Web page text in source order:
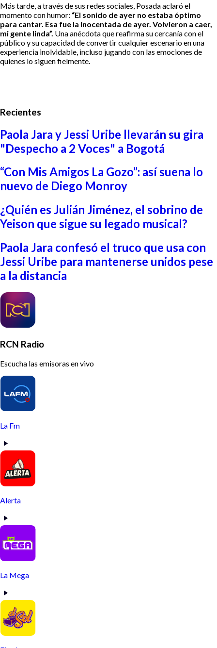
Más tarde, a través de sus redes sociales, Posada aclaró el
momento con humor: “El sonido de ayer no estaba óptimo
para cantar. Esa fue la inocentada de ayer. Volvieron a caer,
mi gente linda”. Una anécdota que reafirma su cercanía con el
público y su capacidad de convertir cualquier escenario en una
experiencia inolvidable, incluso jugando con las emociones de
quienes lo siguen fielmente.
Recientes
Paola Jara y Jessi Uribe llevarán su gira
"Despecho a 2 Voces" a Bogotá
“Con Mis Amigos La Gozo”: así suena lo
nuevo de Diego Monroy
¿Quién es Julián Jiménez, el sobrino de
Yeison que sigue su legado musical?
Paola Jara confesó el truco que usa con
Jessi Uribe para mantenerse unidos pese
a la distancia
RCN Radio
Escucha las emisoras en vivo
La Fm
Alerta
La Mega